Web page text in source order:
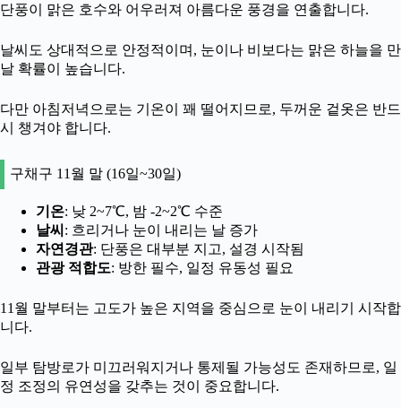
단풍이 맑은 호수와 어우러져 아름다운 풍경을 연출합니다.
날씨도 상대적으로 안정적이며, 눈이나 비보다는 맑은 하늘을 만
날 확률이 높습니다.
다만 아침저녁으로는 기온이 꽤 떨어지므로, 두꺼운 겉옷은 반드
시 챙겨야 합니다.
구채구 11월 말 (16일~30일)
기온: 낮 2~7℃, 밤 -2~2℃ 수준
날씨 : 흐리거나 눈이 내리는 날 증가
자연경관: 단풍은 대부분 지고, 설경 시작됨
관광 적합도: 방한 필수, 일정 유동성 필요
11월 말부터는 고도가 높은 지역을 중심으로 눈이 내리기 시작합
니다.
일부 탐방로가 미끄러워지거나 통제될 가능성도 존재하므로, 일
정 조정의 유연성을 갖추는 것이 중요합니다.